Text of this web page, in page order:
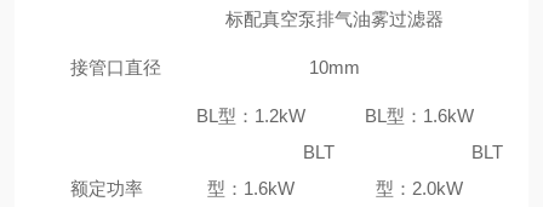
标配真空泵排气油雾过滤器
接管口直径 10mm
额定功率
BL型：1.2kW
BLT
型：1.6kW
BL型：1.6kW
BLT
型：2.0kW